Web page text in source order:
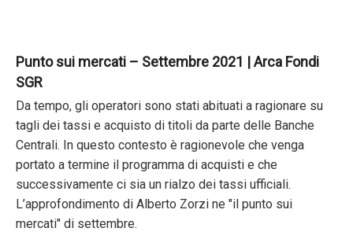
Punto sui mercati – Settembre 2021 | Arca Fondi
SGR
Da tempo, gli operatori sono stati abituati a ragionare su
tagli dei tassi e acquisto di titoli da parte delle Banche
Centrali. In questo contesto è ragionevole che venga
portato a termine il programma di acquisti e che
successivamente ci sia un rialzo dei tassi ufficiali.
L’approfondimento di Alberto Zorzi ne "il punto sui
mercati" di settembre.